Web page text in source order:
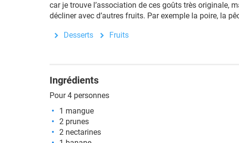
car je trouve l’association de ces goûts très originale,
décliner avec d’autres fruits. Par exemple la poire, la
Desserts Fruits
Ingrédients
Pour 4 personnes
1 mangue
2 prunes
2 nectarines